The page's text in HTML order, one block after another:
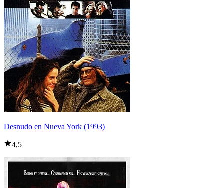
Desnudo en Nueva York (1993)
4,5